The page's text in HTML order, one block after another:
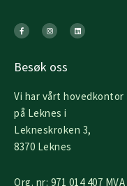
c
e
b
-
s
t
a
m
n
k
e
Besøk oss
Vi har vårt hovedkontor
på Leknes i
Lekneskroken 3,
8370 Leknes
Org. nr: 971 014 407 MVA